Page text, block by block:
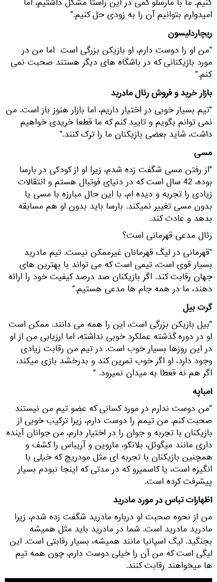
کنیم. ما با مارسلو کمی در این راستا مشکل داشتیم، اما
امیدوارم بتوانیم آن را به زودی حل کنیم."
ریچاردلیسون
"من او را دوست دارم، او بازیکن بزرگی است اما من در
مورد بازیکنانی که در باشگاه های دیگر هستند صحبت نمی
کنم."
بازار خرید و فروش رئال مادرید
"تیم بسیار خوبی در اختیار داریم، اما بازار هنوز باز است. من
نمی توانم بگویم و تایید کنم که ما قطعا خریدی خواهیم
داشت، شاید بعضی بازیکنان ما را ترک کنند."
مسی
"از رفتن مسی شگفت زده شدم، زیرا او از کودکی در بارسا
بوده، 42 سال است که در دنیای فوتبال هستم و انتقالات
زیادی را تجربه و دیده ام، با این حال مبارزه با مسی یا
بدون مسی تغییر نمیکند. بارسا باید بدون او هم مسابقه
بدهد و عادت کند.
رئال مدعی قهرمانی است؟
"قهرمانی در لیگ قهرمانان غیرممکن نیست. تیم مادرید
بسیار قوی است، تیمی است که می تواند با بهترین های
جهان رقابت کند. اگر بازیکنان صد درصد کیفیت خود را ارائه
دهند، ما در همه جام ها مدعی هستیم."
گرت بیل
"بیل بازیکن بزرگی است، این را همه می دانند. ممکن است
او در دوره گذشته عملکرد خوبی نداشته، اما ارزیابی من از او
در این روزها بسیار خوب است. در تیم من رقابت زیادی
وجود دارد، او اگر خوب تمرین کند و بدرخشد بازی میکند،
اگر هم نه قعطا به میدان نمیرود. "
امباپه
"من دوست ندارم در مورد کسانی که عضو تیم من نیستند
صحبت کنم. من تیمم را دوست دارم، زیرا ترکیب خوبی از
بازیکنان با تجربه و جوان را در اختیار دارم، من جوانان آینده
داری مانند میگوئل، بلانکو، ماروین و آریباس را کشف و
همچنین بازیکنان با تجربه ای مثل مودریچ که خیلی با
انگیزه است، یا کاسمیرو که در مدتی که اینجا نبودم بسیار
پیشرفت کرده است.
اظهارات تباس در مورد مادرید
من از نحوه صحبت او درباره مادرید شگفت زده شدم، زیرا
مادرید مادرید است. شما در مادرید باید مثل همیشه
بجنگید. لیگ اسپانیا مانند همیشه، بسیار رقابتی است. این
لیگی است که من آن را خیلی دوست دارم، چون همه تیم
ها میخواهند رقابت کنند.